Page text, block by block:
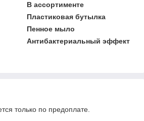
В ассортименте
Пластиковая бутылка
Пенное мыло
Антибактериальный эффект
только по предоплате.